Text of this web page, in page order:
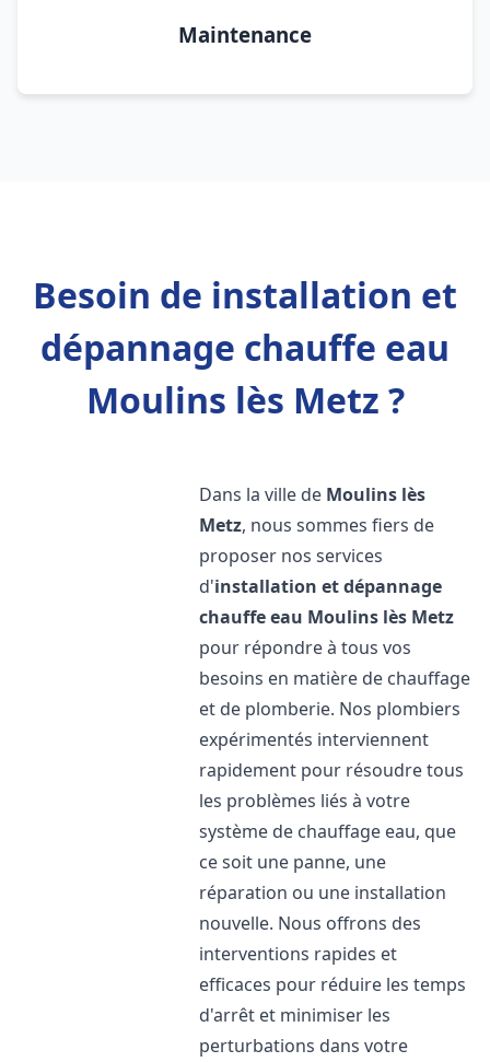
Maintenance
Besoin de installation et
dépannage chauffe eau
Moulins lès Metz ?
Dans la ville de Moulins lès
Metz, nous sommes fiers de
proposer nos services
d'installation et dépannage
chauffe eau Moulins lès Metz
pour répondre à tous vos
besoins en matière de chauffage
et de plomberie. Nos plombiers
expérimentés interviennent
rapidement pour résoudre tous
les problèmes liés à votre
système de chauffage eau, que
ce soit une panne, une
réparation ou une installation
nouvelle. Nous offrons des
interventions rapides et
efficaces pour réduire les temps
d'arrêt et minimiser les
perturbations dans votre